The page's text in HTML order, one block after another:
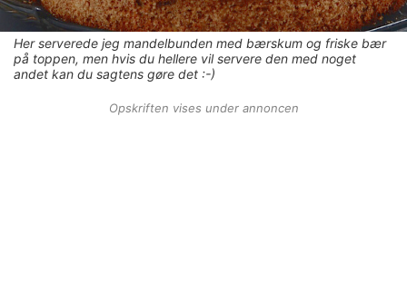
Her serverede jeg mandelbunden med bærskum og friske bær
på toppen, men hvis du hellere vil servere den med noget
andet kan du sagtens gøre det :-)
Opskriften vises under annoncen